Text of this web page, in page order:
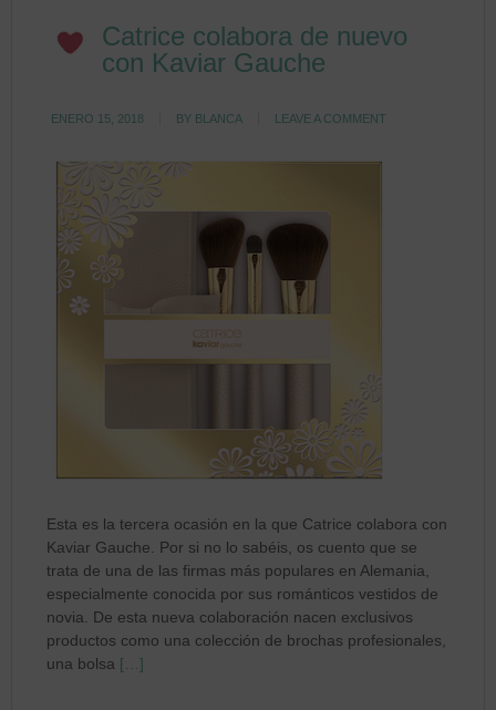
Catrice colabora de nuevo
con Kaviar Gauche
ENERO 15, 2018 BY BLANCA LEAVE A COMMENT
Esta es la tercera ocasión en la que Catrice colabora con
Kaviar Gauche. Por si no lo sabéis, os cuento que se
trata de una de las firmas más populares en Alemania,
especialmente conocida por sus románticos vestidos de
novia. De esta nueva colaboración nacen exclusivos
productos como una colección de brochas profesionales,
una bolsa […]